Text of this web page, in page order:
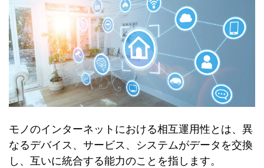
モノのインターネットにおける相互運用性とは、異
なるデバイス、サービス、システムがデータを交換
し、互いに統合する能力のことを指します。